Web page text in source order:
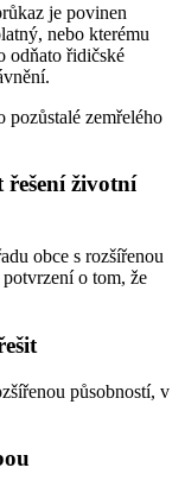
je povinen
nebo kterému
odňato řidičské
zemřelého
řešení životní
obce s rozšířenou
o tom, že
působností, v